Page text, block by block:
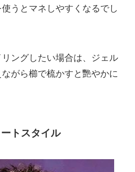
うとマネしやすくなるでし
ングしたい場合は、ジェル
がら櫛で梳かすと艷やかに
トスタイル